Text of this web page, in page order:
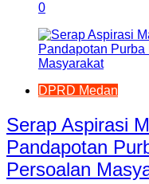
0
DPRD Medan
Serap Aspirasi
Pandapotan
Persoalan